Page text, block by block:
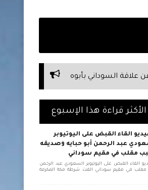
الحقيقة المرة عن صداقة السودانيين
قراءة هذا الإسبوع
القاء القبض على اليوتيوبر
عبد الرحمن أبو حبايه وصديقه
مقلب في مقيم سوداني
القاء القبض على اليوتيوبر السعودي عبد الرحمن
مقلب في مقيم سوداني القت شرطة مكة المكرمة